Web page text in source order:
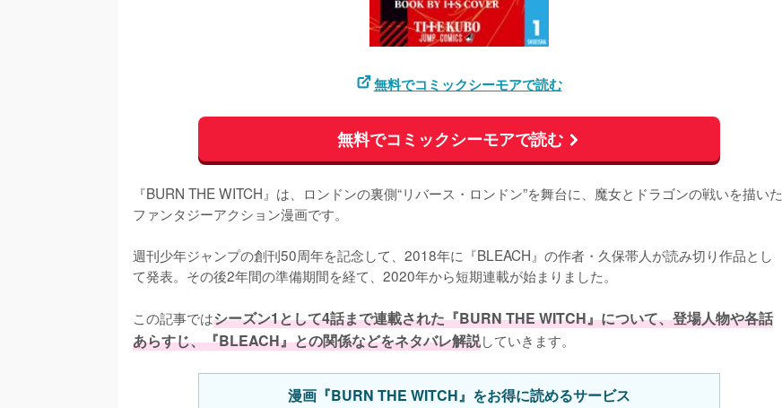
無料でコミックシーモアで読む
無料でコミックシーモアで読む
『BURN THE WITCH』は、ロンドンの裏側“リバース・ロンドン”を舞台に、魔女とドラゴンの戦いを描いた
ファンタジーアクション漫画です。
週刊少年ジャンプの創刊50周年を記念して、2018年に『BLEACH』の作者・久保帯人が読み切り作品とし
て発表。その後2年間の準備期間を経て、2020年から短期連載が始まりました。
この記事ではシーズン1として4話まで連載された『BURN THE WITCH』について、登場人物や各話
あらすじ、『BLEACH』との関係などをネタバレ解説していきます。
漫画『BURN THE WITCH』をお得に読めるサービス